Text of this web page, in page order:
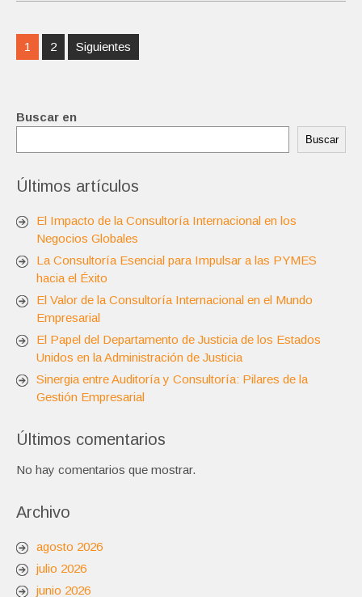
Navegación
de
1 2 Siguientes
Buscar en
Buscar
Últimos artículos
El Impacto de la Consultoría Internacional en los
Negocios Globales
La Consultoría Esencial para Impulsar a las PYMES
hacia el Éxito
El Valor de la Consultoría Internacional en el Mundo
Empresarial
El Papel del Departamento de Justicia de los Estados
Unidos en la Administración de Justicia
Sinergia entre Auditoría y Consultoría: Pilares de la
Gestión Empresarial
Últimos comentarios
No hay comentarios que mostrar.
Archivo
agosto 2026
julio 2026
junio 2026